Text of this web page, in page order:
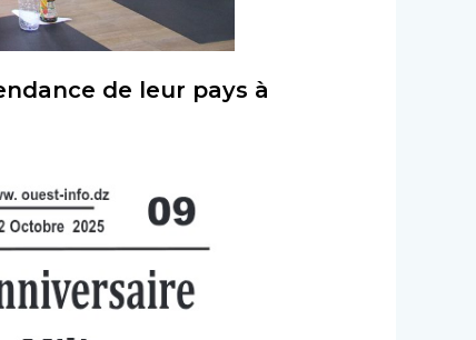
de leur pays à